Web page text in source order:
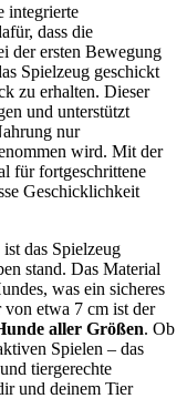
integrierte
dass die
der ersten Bewegung
Spielzeug geschickt
zu erhalten. Dieser
und unterstützt
nur
wird. Mit der
für fortgeschrittene
Geschicklichkeit
ist das Spielzeug
stand. Das Material
was ein sicheres
etwa 7 cm ist der
aller Größen. Ob
Spielen – das
tiergerechte
und deinem Tier